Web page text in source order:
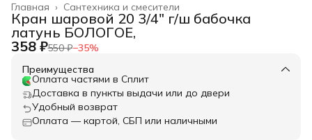
Сантехника и смесители
Главная ›
Кран шаровой 20 3/4" г/ш бабочка
латунь БОЛОГОЕ,
358 ₽550 ₽−35%
Преимущества
Оплата частями в Сплит
Доставка в пункты выдачи или до двери
Удобный возврат
Оплата — картой, СБП или наличными